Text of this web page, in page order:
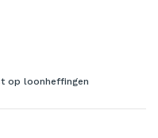
op loonheffingen